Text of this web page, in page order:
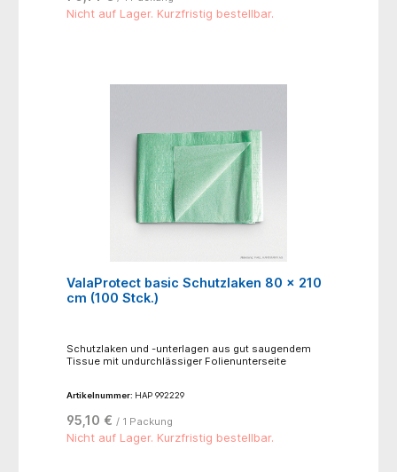
Nicht auf Lager. Kurzfristig bestellbar.
ValaProtect basic Schutzlaken 80 x 210
cm (100 Stck.)
Schutzlaken und -unterlagen aus gut saugendem
Tissue mit undurchlässiger Folienunterseite
Artikelnummer: HAP 992229
95,10 € / 1 Packung
Nicht auf Lager. Kurzfristig bestellbar.